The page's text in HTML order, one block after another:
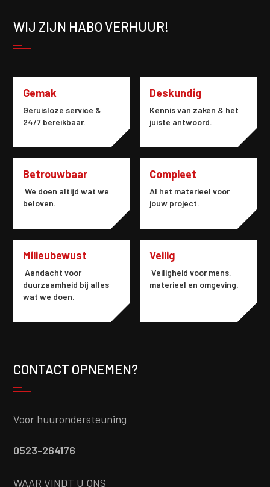
WIJ ZIJN HABO VERHUUR!
Gemak
Geruisloze service &
24/7 bereikbaar.
Deskundig
Kennis van zaken & het
juiste antwoord.
Betrouwbaar
We doen altijd wat we
beloven.
Compleet
Al het materieel voor
jouw project.
Milieubewust
Aandacht voor
duurzaamheid bij alles
wat we doen.
Veilig
Veiligheid voor mens,
materieel en omgeving.
CONTACT OPNEMEN?
Voor huurondersteuning
0523-264176
WAAR VINDT U ONS